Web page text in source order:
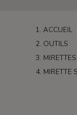
ACCUEIL
OUTILS
MIRETTES
MIRETTE